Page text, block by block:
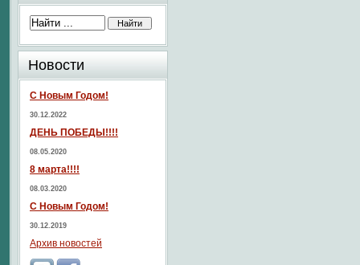
Новости
С Новым Годом!
30.12.2022
ДЕНЬ ПОБЕДЫ!!!!
08.05.2020
8 марта!!!!
08.03.2020
С Новым Годом!
30.12.2019
Архив новостей